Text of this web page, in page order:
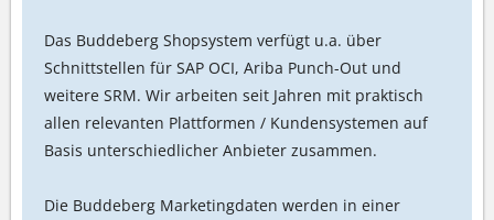
Das Buddeberg Shopsystem verfügt u.a. über
Schnittstellen für SAP OCI, Ariba Punch-Out und
weitere SRM. Wir arbeiten seit Jahren mit praktisch
allen relevanten Plattformen / Kundensystemen auf
Basis unterschiedlicher Anbieter zusammen.
Die Buddeberg Marketingdaten werden in einer